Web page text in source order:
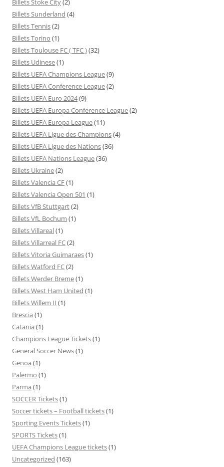
Billets Stoke City(2)
Billets Sunderland (4)
Billets Tennis(2)
Billets Torino (1)
Billets Toulouse FC ( TFC )(32)
Billets Udinese(1)
Billets UEFA Champions League(9)
Billets UEFA Conference League(2)
Billets UEFA Euro 2024(9)
Billets UEFA Europa Conference League(2)
Billets UEFA Europa League(11)
Billets UEFA Ligue des Champions(4)
Billets UEFA Ligue des Nations(36)
Billets UEFA Nations League(36)
Billets Ukraine(2)
Billets Valencia CF(1)
Billets Valencia Open 501 (1)
Billets VfB Stuttgart(2)
Billets VfL Bochum (1)
Billets Villareal(1)
Billets Villarreal FC(2)
Billets Vitoria Guimaraes(1)
Billets Watford FC(2)
Billets Werder Breme(1)
Billets West Ham United (1)
Billets Willem II (1)
Brescia (1)
Catania (1)
Champions League Tickets(1)
General Soccer News(1)
Genoa (1)
Palermo (1)
Parma (1)
SOCCER Tickets(1)
Soccer tickets – Football tickets(1)
Sporting Events Tickets(1)
SPORTS Tickets(1)
UEFA Champions League tickets(1)
Uncategorized (163)